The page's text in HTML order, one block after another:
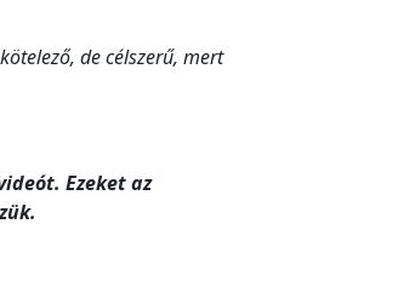
de célszerű, mert
Ezeket az